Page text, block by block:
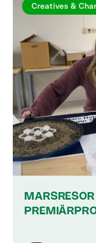
Creatives &